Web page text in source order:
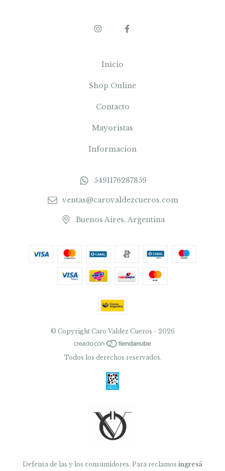
Inicio
Shop Online
Contacto
Mayoristas
Informacion
5491176287859
ventas@carovaldezcueros.com
Buenos Aires, Argentina
© Copyright Caro Valdez Cueros - 2026
Todos los derechos reservados.
Defensa de las y los consumidores. Para reclamos ingresá